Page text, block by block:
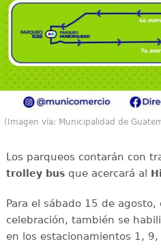
(Imagen vía: Municipalidad de
Los parqueos contarán con
trolley busque acercará al
Para el sábado 15 de
celebración, también se
en los estacionamientos 1,